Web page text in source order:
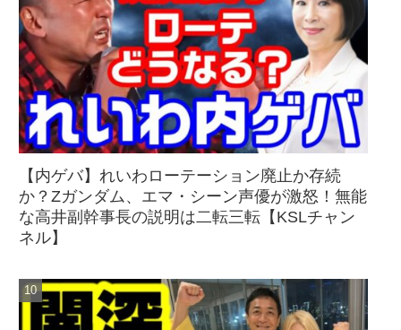
【内ゲバ】れいわローテーション廃止か存続
か？Zガンダム、エマ・シーン声優が激怒！無能
な高井副幹事長の説明は二転三転【KSLチャン
ネル】